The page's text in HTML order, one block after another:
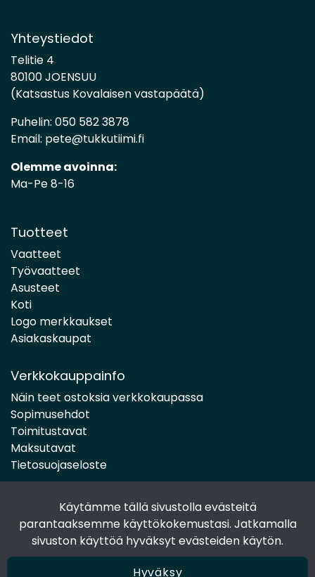
Käytämme tällä sivustolla evästeitä
parantaaksemme käyttökokemustasi. Jatkamalla
sivuston käyttöä hyväksyt evästeiden käytön.
Hyväksy
Yhteystiedot
Telitie 4
80100 JOENSUU
(Katsastus Kovalaisen vastapäätä)
Puhelin: 050 582 3878
Email: pete@tukkutiimi.fi
Olemme avoinna:
Ma-Pe 8-16
Tuotteet
Vaatteet
Työvaatteet
Asusteet
Koti
Logo merkkaukset
Asiakaskaupat
Verkkokauppainfo
Näin teet ostoksia verkkokaupassa
Sopimusehdot
Toimitustavat
Maksutavat
Tietosuojaseloste
Seuraa sosiaalisessa mediassa
Facebook